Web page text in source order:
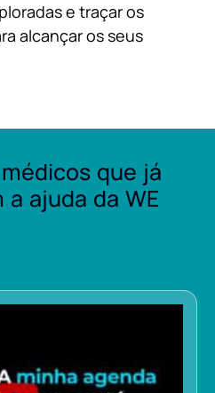
e traçar os
alcançar os seus
que já
ajuda da WE